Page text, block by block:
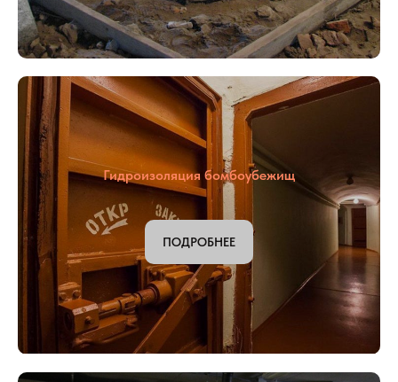
Восстановление несущей способности
ПОДРОБНЕЕ
Гидроизоляция бомбоубежищ